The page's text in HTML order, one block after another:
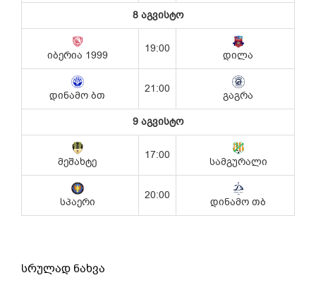
სრულად ნახვა